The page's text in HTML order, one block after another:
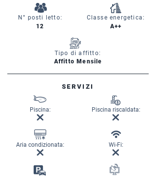
N° posti letto:
12
Classe energetica:
A++
Tipo di affitto:
Affitto Mensile
SERVIZI
Piscina:
Aria condizionata:
Piscina riscaldata:
Wi-Fi: